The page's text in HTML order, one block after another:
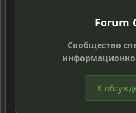
Forum
Сообщество
К